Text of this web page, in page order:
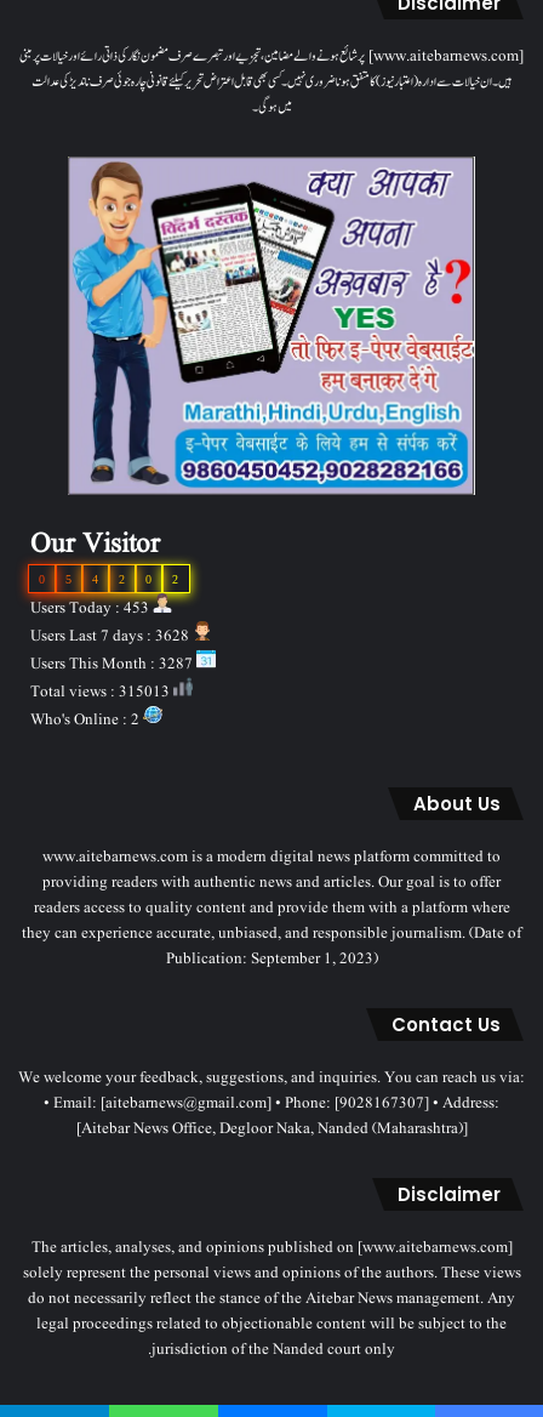
[www.aitebarnews.com] پر شائع ہونے والے مضامین، تجزیے اور تبصرے صرف مضمون نگار کی ذاتی رائے اور خیالات پر مبنی
ہیں۔ ان خیالات سے ادارہ (اعتبار نیوز) کا متفق ہونا ضروری نہیں۔ کسی بھی قابل اعتراض تحریر کیلئے قانونی چارہ جوئی صرف ناندیڑ کی عدالت
میں ہوگی۔
Our Visitor
2
0
2
4
5
0
Users Today : 453
About Us
www.aitebarnews.com is a modern digital news platform committed to
providing readers with authentic news and articles. Our goal is to offer
readers access to quality content and provide them with a platform where
they can experience accurate, unbiased, and responsible journalism. (Date of
Publication: September 1, 2023)
Contact Us
We welcome your feedback, suggestions, and inquiries. You can reach us via:
• Email: [aitebarnews@gmail.com] • Phone: [9028167307] • Address:
[Aitebar News Office, Degloor Naka, Nanded (Maharashtra)]
Disclaimer
The articles, analyses, and opinions published on [www.aitebarnews.com]
solely represent the personal views and opinions of the authors. These views
do not necessarily reflect the stance of the Aitebar News management. Any
legal proceedings related to objectionable content will be subject to the
jurisdiction of the Nanded court only.